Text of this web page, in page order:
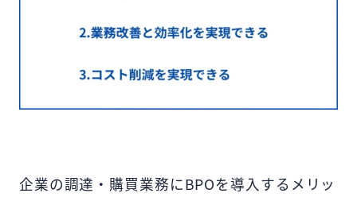
企業の調達・購買業務にBPOを導入するメリッ